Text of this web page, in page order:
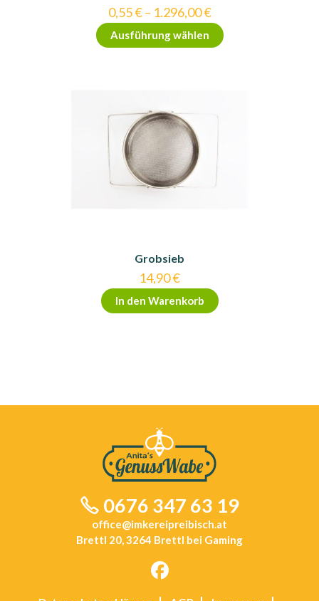
0,55€– 1.296,00€
Ausführung wählen
Dieses
Produkt
Grobsieb
14,90€
In den Warenkorb
0676 347 63 19
office@imkereipreibisch.at
Brettl 20, 3264 Brettl bei Gaming